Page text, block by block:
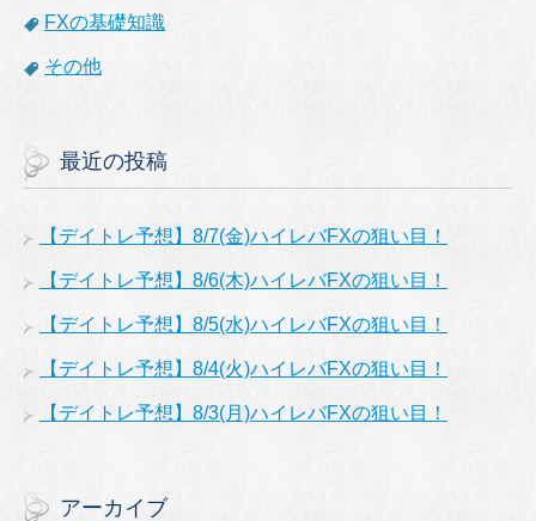
FXの基礎知識
その他
最近の投稿
【デイトレ予想】8/7(金)ハイレバFXの狙い目！
【デイトレ予想】8/6(木)ハイレバFXの狙い目！
【デイトレ予想】8/5(水)ハイレバFXの狙い目！
【デイトレ予想】8/4(火)ハイレバFXの狙い目！
【デイトレ予想】8/3(月)ハイレバFXの狙い目！
アーカイブ